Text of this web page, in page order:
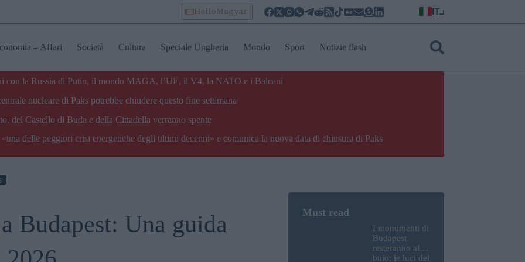
HelloMagyar IT
– Affari Società Cultura Speciale Ungheria Mondo Sport Notizie flash
con la Russia di Putin, il mondo MAGA, l’UE, il V4, la NATO e i Balcani
nucleare di Paks potrebbe chiudere questo fine settimana
del Castello di Buda e della Cittadella verranno spente
delle peggiori crisi energetiche degli ultimi decenni» e comunica la nuova data di chiusura di Paks
Budapest: Una guida
I monumenti di
Budapest
resteranno al
buio: le luci del